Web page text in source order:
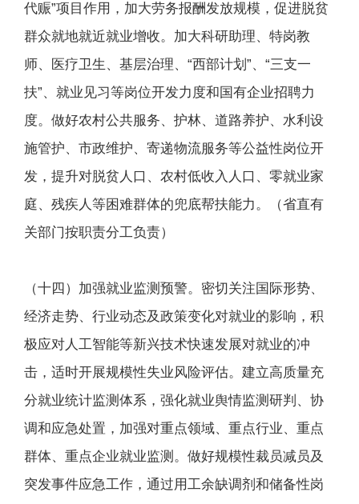
代赈”项目作用，加大劳务报酬发放规模，促进脱贫
群众就地就近就业增收。加大科研助理、特岗教
师、医疗卫生、基层治理、“西部计划”、“三支一
扶”、就业见习等岗位开发力度和国有企业招聘力
度。做好农村公共服务、护林、道路养护、水利设
施管护、市政维护、寄递物流服务等公益性岗位开
发，提升对脱贫人口、农村低收入人口、零就业家
庭、残疾人等困难群体的兜底帮扶能力。（省直有
关部门按职责分工负责）
（十四）加强就业监测预警。密切关注国际形势、
经济走势、行业动态及政策变化对就业的影响，积
极应对人工智能等新兴技术快速发展对就业的冲
击，适时开展规模性失业风险评估。建立高质量充
分就业统计监测体系，强化就业舆情监测研判、协
调和应急处置，加强对重点领域、重点行业、重点
群体、重点企业就业监测。做好规模性裁员减员及
突发事件应急工作，通过用工余缺调剂和储备性岗